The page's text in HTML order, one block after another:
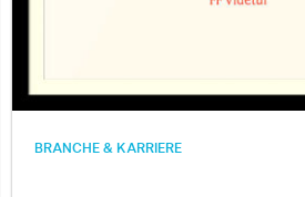
BRANCHE & KARRIERE